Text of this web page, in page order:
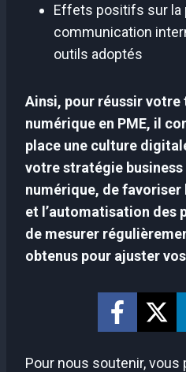
Effets positifs sur la
communication
outils adoptés
Ainsi, pour réussir
numérique en PME, il
place une culture
votre stratégie business
numérique, de
et l’automatisation des
de mesurer
obtenus pour ajuster
Pour nous soutenir, vous